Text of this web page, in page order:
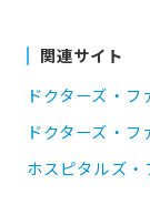
関連サイト
ドクターズ・フ
ドクターズ・
ホスピタルズ・